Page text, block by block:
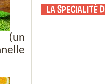
(un
La specialité